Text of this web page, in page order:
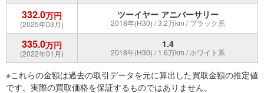
332.0万円
(2025年03月)
ツーイヤー アニバーサリー
2018年(H30) / 3.2万km / ブラック系
335.0万円
(2022年01月)
1.4
2018年(H30) / 1.6万km / ホワイト系
※これらの金額は過去の取引データを元に算出した買取金額の推定値
です。実際の買取価格を保証するものではありません。